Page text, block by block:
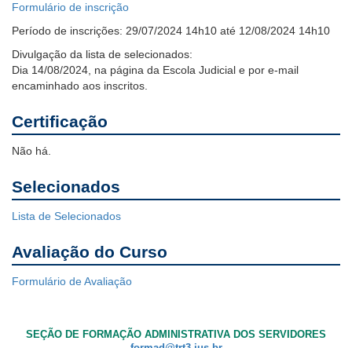
Formulário de inscrição
Período de inscrições: 29/07/2024 14h10 até 12/08/2024 14h10
Divulgação da lista de selecionados:
Dia 14/08/2024, na página da Escola Judicial e por e-mail
encaminhado aos inscritos.
Certificação
Não há.
Selecionados
Lista de Selecionados
Avaliação do Curso
Formulário de Avaliação
SEÇÃO DE FORMAÇÃO ADMINISTRATIVA DOS SERVIDORES